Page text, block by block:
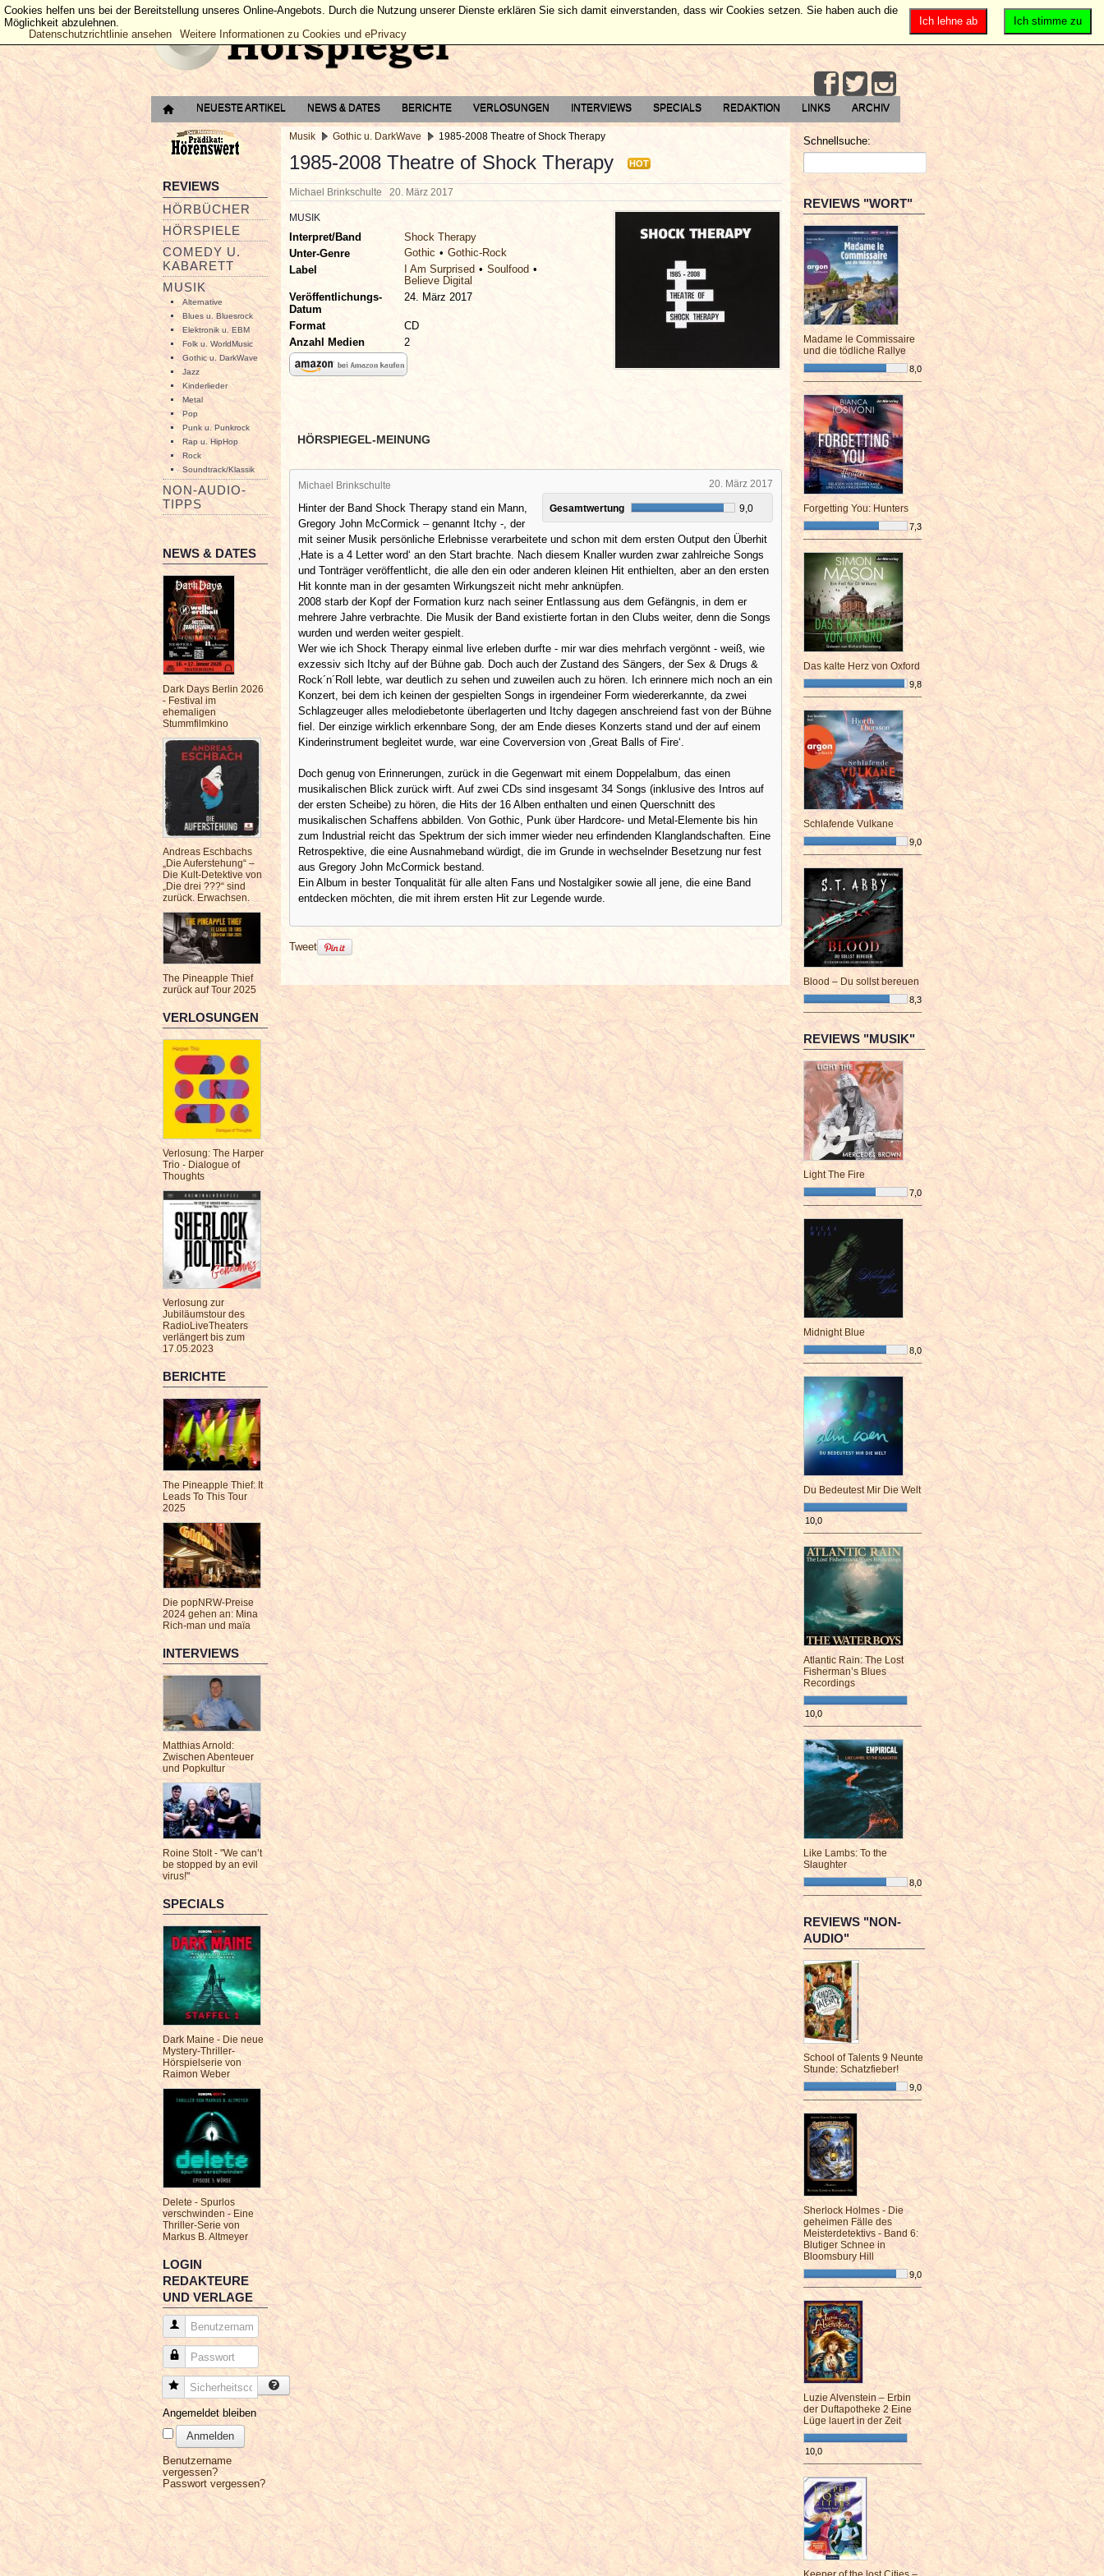
NEUESTE ARTIKEL NEWS & DATES BERICHTE VERLOSUNGEN INTERVIEWS SPECIALS REDAKTION LINKS ARCHIV
REVIEWS
HÖRBÜCHER
HÖRSPIELE
COMEDY U.
KABARETT
MUSIK
Alternative
Blues u. Bluesrock
Elektronik u. EBM
Folk u. WorldMusic
Gothic u. DarkWave
Jazz
Kinderlieder
Metal
Pop
Punk u. Punkrock
Rap u. HipHop
Rock
Soundtrack/Klassik
NON-AUDIO-
TIPPS
NEWS & DATES
Dark Days Berlin 2026
- Festival im
ehemaligen
Stummfilmkino
Andreas Eschbachs
„Die Auferstehung“ –
Die Kult-Detektive von
„Die drei ???“ sind
zurück. Erwachsen.
The Pineapple Thief
zurück auf Tour 2025
VERLOSUNGEN
Verlosung: The Harper
Trio - Dialogue of
Thoughts
Verlosung zur
Jubiläumstour des
RadioLiveTheaters
verlängert bis zum
17.05.2023
BERICHTE
The Pineapple Thief: It
Leads To This Tour
2025
Die popNRW-Preise
2024 gehen an: Mina
Rich-man und maïa
INTERVIEWS
Matthias Arnold:
Zwischen Abenteuer
und Popkultur
Roine Stolt - "We can’t
be stopped by an evil
virus!"
SPECIALS
Dark Maine - Die neue
Mystery-Thriller-
Hörspielserie von
Raimon Weber
Delete - Spurlos
verschwinden - Eine
Thriller-Serie von
Markus B. Altmeyer
LOGIN
REDAKTEURE
UND VERLAGE
Benutzername
Passwort
Sicherheitscode
Angemeldet bleiben
Anmelden
Benutzername
vergessen?
Passwort vergessen?
Musik Gothic u. DarkWave 1985-2008 Theatre of Shock Therapy
1985-2008 Theatre of Shock Therapy HOT
Michael Brinkschulte 20. März 2017
MUSIK
Interpret/Band
Shock Therapy
Unter-Genre
Gothic
Gothic-Rock
Label
I Am Surprised
Soulfood
Believe Digital
Veröffentlichungs-
Datum
24. März 2017
Format
CD
Anzahl Medien
2
HÖRSPIEGEL-MEINUNG
20. März 2017
Michael Brinkschulte
Gesamtwertung 9,0
Hinter der Band Shock Therapy stand ein Mann,
Gregory John McCormick – genannt Itchy -, der
mit seiner Musik persönliche Erlebnisse verarbeitete und schon mit dem ersten Output den Überhit
‚Hate is a 4 Letter word‘ an den Start brachte. Nach diesem Knaller wurden zwar zahlreiche Songs
und Tonträger veröffentlicht, die alle den ein oder anderen kleinen Hit enthielten, aber an den ersten
Hit konnte man in der gesamten Wirkungszeit nicht mehr anknüpfen.
2008 starb der Kopf der Formation kurz nach seiner Entlassung aus dem Gefängnis, in dem er
mehrere Jahre verbrachte. Die Musik der Band existierte fortan in den Clubs weiter, denn die Songs
wurden und werden weiter gespielt.
Wer wie ich Shock Therapy einmal live erleben durfte - mir war dies mehrfach vergönnt - weiß, wie
exzessiv sich Itchy auf der Bühne gab. Doch auch der Zustand des Sängers, der Sex & Drugs &
Rock´n´Roll lebte, war deutlich zu sehen und zuweilen auch zu hören. Ich erinnere mich noch an ein
Konzert, bei dem ich keinen der gespielten Songs in irgendeiner Form wiedererkannte, da zwei
Schlagzeuger alles melodiebetonte überlagerten und Itchy dagegen anschreiend fast von der Bühne
fiel. Der einzige wirklich erkennbare Song, der am Ende dieses Konzerts stand und der auf einem
Kinderinstrument begleitet wurde, war eine Coverversion von ‚Great Balls of Fire‘.
Doch genug von Erinnerungen, zurück in die Gegenwart mit einem Doppelalbum, das einen
musikalischen Blick zurück wirft. Auf zwei CDs sind insgesamt 34 Songs (inklusive des Intros auf
der ersten Scheibe) zu hören, die Hits der 16 Alben enthalten und einen Querschnitt des
musikalischen Schaffens abbilden. Von Gothic, Punk über Hardcore- und Metal-Elemente bis hin
zum Industrial reicht das Spektrum der sich immer wieder neu erfindenden Klanglandschaften. Eine
Retrospektive, die eine Ausnahmeband würdigt, die im Grunde in wechselnder Besetzung nur fest
aus Gregory John McCormick bestand.
Ein Album in bester Tonqualität für alle alten Fans und Nostalgiker sowie all jene, die eine Band
entdecken möchten, die mit ihrem ersten Hit zur Legende wurde.
Tweet
Schnellsuche:
REVIEWS "WORT"
Madame le Commissaire
und die tödliche Rallye
8,0
¯¯¯¯¯¯¯¯¯¯¯¯¯¯¯¯¯¯¯¯¯¯¯¯
Forgetting You: Hunters
7,3
¯¯¯¯¯¯¯¯¯¯¯¯¯¯¯¯¯¯¯¯¯¯¯¯
Das kalte Herz von Oxford
9,8
¯¯¯¯¯¯¯¯¯¯¯¯¯¯¯¯¯¯¯¯¯¯¯¯
Schlafende Vulkane
9,0
¯¯¯¯¯¯¯¯¯¯¯¯¯¯¯¯¯¯¯¯¯¯¯¯
Blood – Du sollst bereuen
8,3
¯¯¯¯¯¯¯¯¯¯¯¯¯¯¯¯¯¯¯¯¯¯¯¯
REVIEWS "MUSIK"
Light The Fire
7,0
¯¯¯¯¯¯¯¯¯¯¯¯¯¯¯¯¯¯¯¯¯¯¯¯
Midnight Blue
8,0
¯¯¯¯¯¯¯¯¯¯¯¯¯¯¯¯¯¯¯¯¯¯¯¯
Du Bedeutest Mir Die Welt
10,0
¯¯¯¯¯¯¯¯¯¯¯¯¯¯¯¯¯¯¯¯¯¯¯¯
Atlantic Rain: The Lost
Fisherman’s Blues
Recordings
10,0
¯¯¯¯¯¯¯¯¯¯¯¯¯¯¯¯¯¯¯¯¯¯¯¯
Like Lambs: To the
Slaughter
8,0
¯¯¯¯¯¯¯¯¯¯¯¯¯¯¯¯¯¯¯¯¯¯¯¯
REVIEWS "NON-
AUDIO"
School of Talents 9 Neunte
Stunde: Schatzfieber!
9,0
¯¯¯¯¯¯¯¯¯¯¯¯¯¯¯¯¯¯¯¯¯¯¯¯
Sherlock Holmes - Die
geheimen Fälle des
Meisterdetektivs - Band 6:
Blutiger Schnee in
Bloomsbury Hill
9,0
¯¯¯¯¯¯¯¯¯¯¯¯¯¯¯¯¯¯¯¯¯¯¯¯
Luzie Alvenstein – Erbin
der Duftapotheke 2 Eine
Lüge lauert in der Zeit
10,0
¯¯¯¯¯¯¯¯¯¯¯¯¯¯¯¯¯¯¯¯¯¯¯¯
Ich stimme zu
Ich lehne ab
Cookies helfen uns bei der Bereitstellung unseres Online-Angebots. Durch die Nutzung unserer Dienste erklären Sie sich damit einverstanden, dass wir Cookies setzen. Sie haben auch die
Möglichkeit abzulehnen.
Datenschutzrichtlinie ansehen
Weitere Informationen zu Cookies und ePrivacy